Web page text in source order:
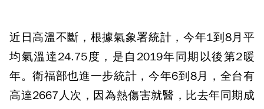
近日高溫不斷，根據氣象署統計，今年1到8月平
均氣溫達24.75度，是自2019年同期以後第2暖
年。衛福部也進一步統計，今年6到8月，全台有
高達2667人次，因為熱傷害就醫，比去年同期成